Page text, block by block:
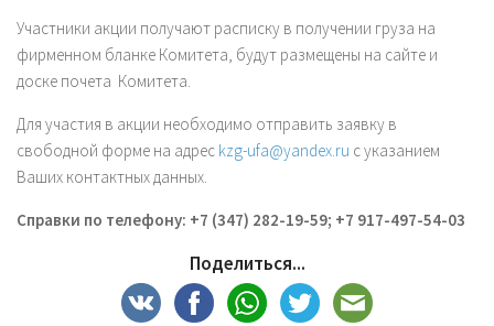
Участники акции получают расписку в получении груза на
фирменном бланке Комитета, будут размещены на сайте и
доске почета Комитета.
Для участия в акции необходимо отправить заявку в
свободной форме на адрес kzg-ufa@yandex.ru с указанием
Ваших контактных данных.
Справки по телефону: +7 (347) 282-19-59; +7 917-497-54-03
Поделиться...